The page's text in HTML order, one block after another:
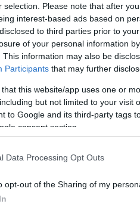
selection. Please note that after
interest-based ads based on
to third parties prior to
of your personal information
This information may also be
Participants that may further
that this website/app uses one or
but not limited to your visit
to Google and its third-party tags
consent section.
Data Processing Opt Outs
opt-out of the Sharing of my
gelato: le migliori
Istat 2023, il prezzo
medio del+23%
dei costi
+17%, il latte +21% e lo
l’Italia è
profit, a crescere sono
confezionati. Tuttavia,
dei rincari sensibili.